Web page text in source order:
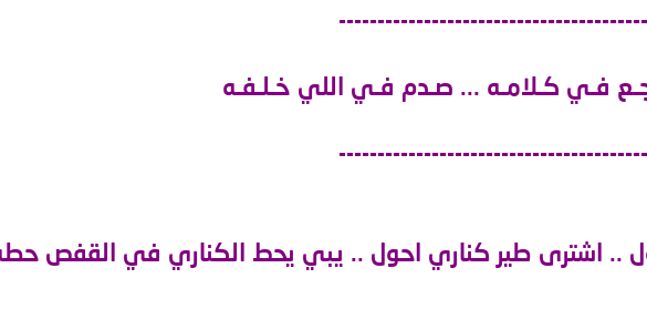
فـي كـلامـه ... صـدم فـي اللي خـلـفـه
.. اشترى طير كناري احول .. يبي يحط الكناري في القفص